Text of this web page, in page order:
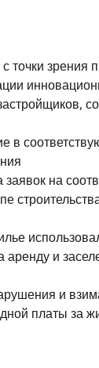
точки зрения
в
на
и
и
платы за